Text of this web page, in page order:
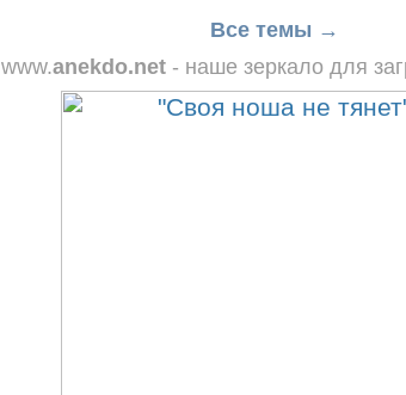
Все темы →
www.anekdo.net - наше зеркало для